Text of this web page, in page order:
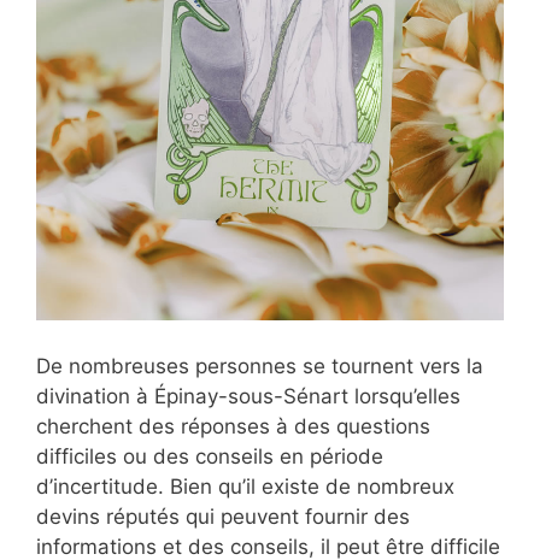
De nombreuses personnes se tournent vers la
divination à Épinay-sous-Sénart lorsqu’elles
cherchent des réponses à des questions
difficiles ou des conseils en période
d’incertitude. Bien qu’il existe de nombreux
devins réputés qui peuvent fournir des
informations et des conseils, il peut être difficile